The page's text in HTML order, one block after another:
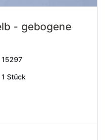
- gebogene
15297
1 Stück